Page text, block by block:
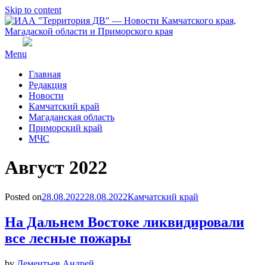
Skip to content
Menu
Главная
Редакция
Новости
Камчатский край
Магаданская область
Приморский край
МЧС
Месяц
:
Август 2022
Posted on28.08.202228.08.2022Камчатский край
На Дальнем Востоке ликвидировали
все лесные пожары